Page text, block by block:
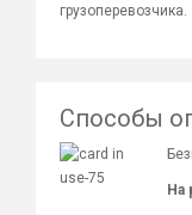
грузоперевозчика.
Способы
На